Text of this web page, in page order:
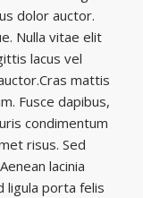
dolor auctor.
Nulla vitae elit
lacus vel
mattis
Fusce dapibus,
condimentum
risus. Sed
lacinia
ligula porta felis